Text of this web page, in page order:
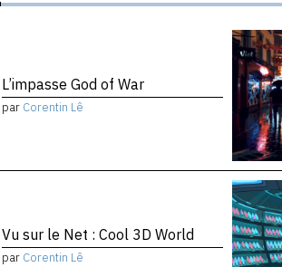
L’impasse God of War
par Corentin Lê
Vu sur le Net : Cool 3D World
par Corentin Lê